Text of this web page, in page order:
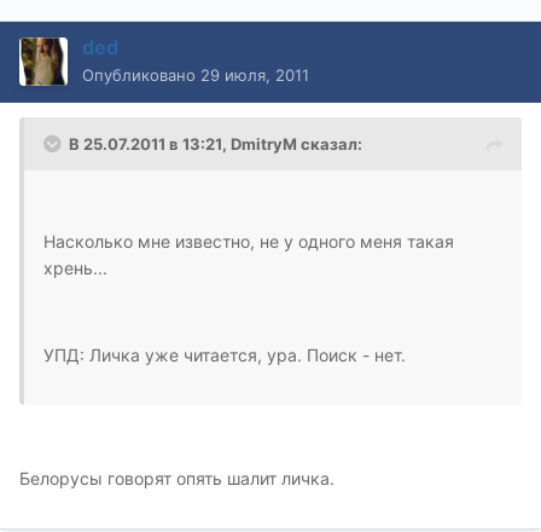
ded
Опубликовано 29 июля, 2011
В 25.07.2011 в 13:21, DmitryM сказал:
Насколько мне известно, не у одного меня такая
хрень...
УПД: Личка уже читается, ура. Поиск - нет.
Белорусы говорят опять шалит личка.